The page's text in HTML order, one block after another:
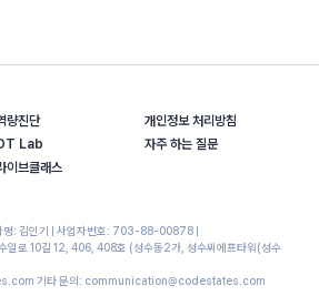
량진단
Lab
이브클래스
개인정보 처리방침
자주 하는 질문
명: 김인기 | 사업자번호: 703-88-00878 |
일로 10길 12, 406, 408호 (성수동2가, 성수씨에프타워(성수
기타 문의: communication@codestates.com